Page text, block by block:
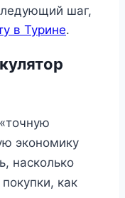
шаг,
в Турине.
экономику
насколько
как